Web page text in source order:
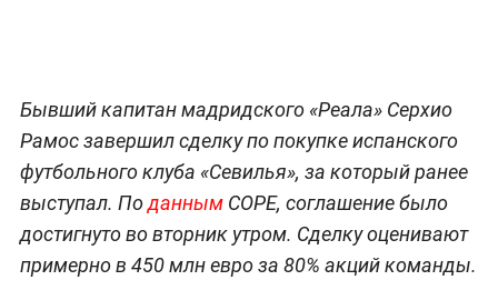
Бывший капитан мадридского «Реала» Серхио
Рамос завершил сделку по покупке испанского
футбольного клуба «Севилья», за который ранее
выступал. ПоданнымCOPE, соглашение было
достигнуто во вторник утром. Сделку оценивают
примерно в 450 млн евро за 80% акций команды.